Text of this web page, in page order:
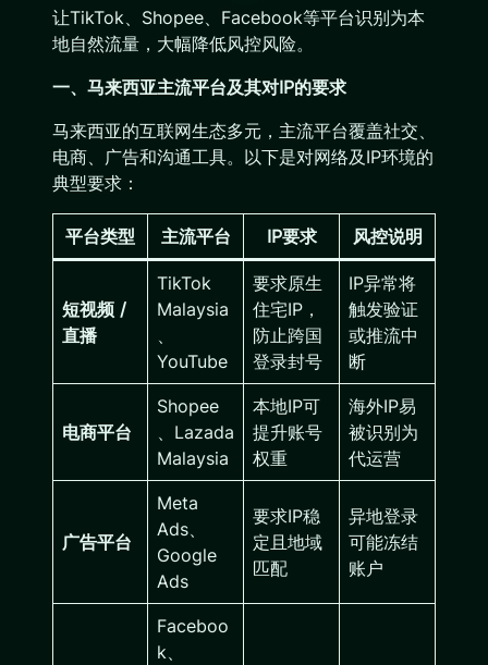
让TikTok、Shopee、Facebook等平台识别为本
地自然流量，大幅降低风控风险。
一、马来西亚主流平台及其对IP的要求
马来西亚的互联网生态多元，主流平台覆盖社交、
电商、广告和沟通工具。以下是对网络及IP环境的
典型要求：
平台类型 主流平台 IP要求 风控说明
短视频 /
直播
TikTok
Malaysia
、
YouTube
要求原生
住宅IP，
防止跨国
登录封号
IP异常将
触发验证
或推流中
断
电商平台
Shopee
、Lazada
Malaysia
本地IP可
提升账号
权重
海外IP易
被识别为
代运营
广告平台
Meta
Ads、
Google
Ads
要求IP稳
定且地域
匹配
异地登录
可能冻结
账户
Faceboo
k、